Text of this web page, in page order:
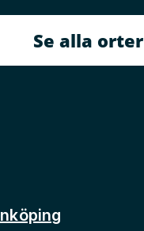
Se alla orter